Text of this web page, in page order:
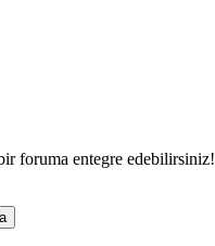
foruma entegre edebilirsiniz!